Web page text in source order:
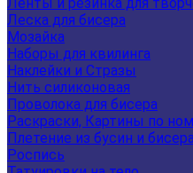
Леска для бисера
Мозайка
Наборы для квилинга
Наклейки и Стразы
Нить силиконовая
Проволока для бисера
Раскраски, Картины по
Плетение из бусин и
Роспись